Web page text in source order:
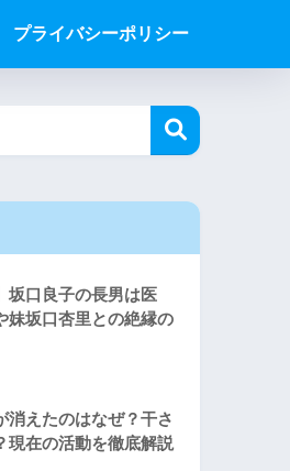
プライバシーポリシー
坂口良子の長男は医
妹坂口杏里との絶縁の
消えたのはなぜ？干さ
現在の活動を徹底解説